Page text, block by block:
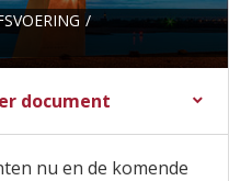
document
2017
2016
nu en de komende